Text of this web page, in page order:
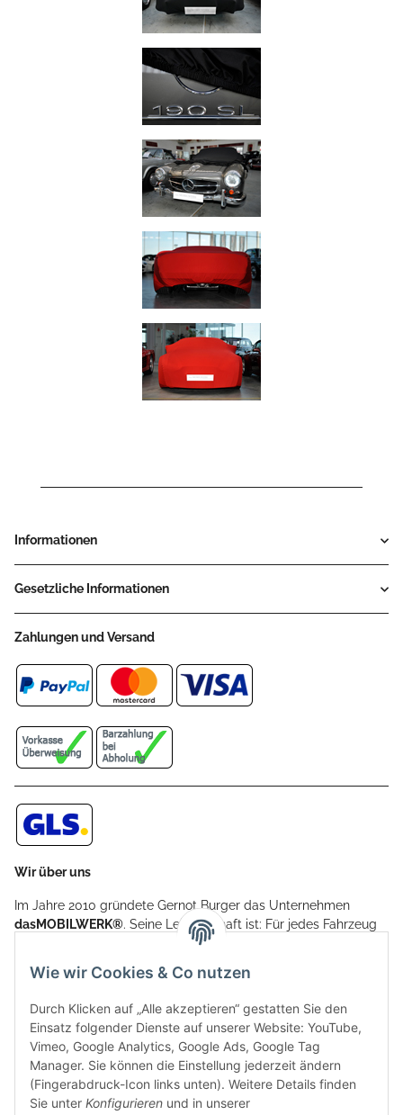
Informationen
Gesetzliche Informationen
Zahlungen und Versand
Wir über uns
Im Jahre 2010 gründete Gernot Burger das Unternehmen
dasMOBILWERK®. Seine Leidenschaft ist: Für jedes Fahrzeug
ein Car Cover anzubieten - passgenau und individuell.
Aufgrund der vielen positiven Kundenrückmeldungen kamen
weitere Produkte, wie Reifenschuhe, Hardtopständer hinzu.
Seine Reifenschoner werden in Deutschland produziert und
sind mit hochwertigen Techniken und Materialien gefertigt.
dasMOBILWERK® ist seit der Gründung ein
Familienunternehmen, welches sich seit 2010 auf
Wachstumskurs befindet. Hier haben Sie zu den üblichen
Geschäftszeiten immer einen persönlichen Ansprechpartner,
Wie wir Cookies & Co nutzen
Durch Klicken auf „Alle akzeptieren“ gestatten Sie den
Einsatz folgender Dienste auf unserer Website: YouTube,
Vimeo, Google Analytics, Google Ads, Google Tag
Manager. Sie können die Einstellung jederzeit ändern
(Fingerabdruck-Icon links unten). Weitere Details finden
Sie unter Konfigurieren und in unserer